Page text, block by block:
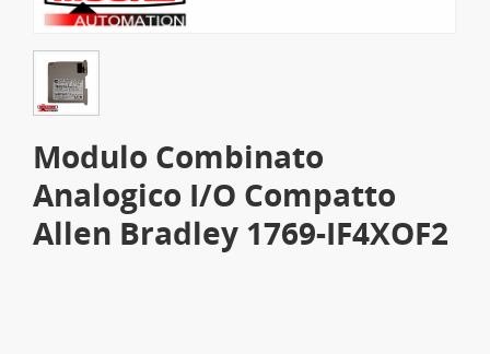
Modulo Combinato
Analogico I/O Compatto
Allen Bradley 1769-IF4XOF2